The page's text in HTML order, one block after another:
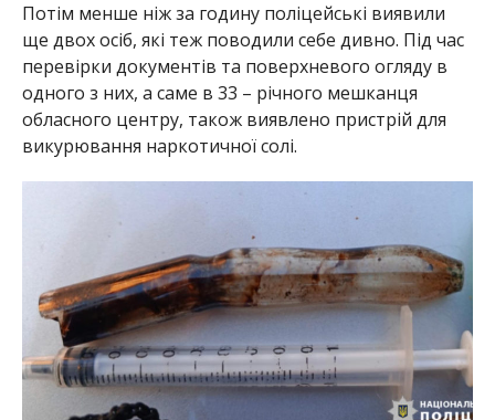
Потім менше ніж за годину поліцейські виявили
ще двох осіб, які теж поводили себе дивно. Під час
перевірки документів та поверхневого огляду в
одного з них, а саме в 33 – річного мешканця
обласного центру, також виявлено пристрій для
викурювання наркотичної солі.